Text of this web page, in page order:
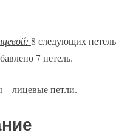
8 следующих петель
7 петель.
– лицевые петли.